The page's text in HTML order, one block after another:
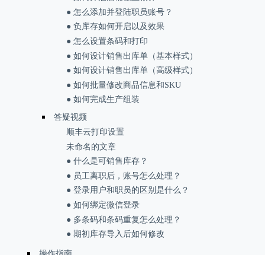
● 怎么添加并登陆职员账号？
● 负库存如何开启以及效果
● 怎么设置条码和打印
● 如何设计销售出库单（基本样式）
● 如何设计销售出库单（高级样式）
● 如何批量修改商品信息和SKU
● 如何完成生产组装
答疑视频
顺丰云打印设置
未命名的文章
● 什么是可销售库存？
● 员工离职后，账号怎么处理？
● 登录用户和职员的区别是什么？
● 如何绑定微信登录
● 多条码和条码重复怎么处理？
● 期初库存导入后如何修改